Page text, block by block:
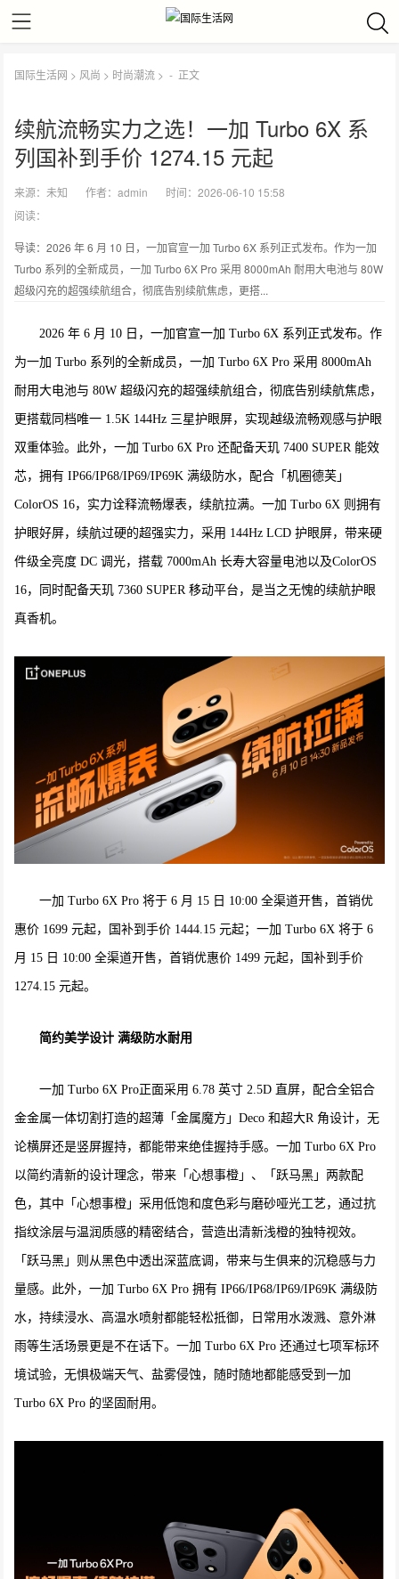
国际生活网 > 风尚 > 时尚潮流 > - 正文
续航流畅实力之选！一加 Turbo 6X 系
列国补到手价 1274.15 元起
来源：未知 作者：admin
时间：2026-06-10 15:58
阅读：
导读：2026 年 6 月 10 日，一加官宣一加 Turbo 6X 系列正式发布。作为一加
Turbo 系列的全新成员，一加 Turbo 6X Pro 采用 8000mAh 耐用大电池与 80W
超级闪充的超强续航组合，彻底告别续航焦虑，更搭...
2026 年 6 月 10 日，一加官宣一加 Turbo 6X 系列正式发布。作
为一加 Turbo 系列的全新成员，一加 Turbo 6X Pro 采用 8000mAh
耐用大电池与 80W 超级闪充的超强续航组合，彻底告别续航焦虑，
更搭载同档唯一 1.5K 144Hz 三星护眼屏，实现越级流畅观感与护眼
双重体验。此外，一加 Turbo 6X Pro 还配备天玑 7400 SUPER 能效
芯，拥有 IP66/IP68/IP69/IP69K 满级防水，配合「机圈德芙」
ColorOS 16，实力诠释流畅爆表，续航拉满。一加 Turbo 6X 则拥有
护眼好屏，续航过硬的超强实力，采用 144Hz LCD 护眼屏，带来硬
件级全亮度 DC 调光，搭载 7000mAh 长寿大容量电池以及ColorOS
16，同时配备天玑 7360 SUPER 移动平台，是当之无愧的续航护眼
真香机。
一加 Turbo 6X Pro 将于 6 月 15 日 10:00 全渠道开售，首销优
惠价 1699 元起，国补到手价 1444.15 元起；一加 Turbo 6X 将于 6
月 15 日 10:00 全渠道开售，首销优惠价 1499 元起，国补到手价
1274.15 元起。
简约美学设计 满级防水耐用
一加 Turbo 6X Pro正面采用 6.78 英寸 2.5D 直屏，配合全铝合
金金属一体切割打造的超薄「金属魔方」Deco 和超大R 角设计，无
论横屏还是竖屏握持，都能带来绝佳握持手感。一加 Turbo 6X Pro
以简约清新的设计理念，带来「心想事橙」、「跃马黑」两款配
色，其中「心想事橙」采用低饱和度色彩与磨砂哑光工艺，通过抗
指纹涂层与温润质感的精密结合，营造出清新浅橙的独特视效。
「跃马黑」则从黑色中透出深蓝底调，带来与生俱来的沉稳感与力
量感。此外，一加 Turbo 6X Pro 拥有 IP66/IP68/IP69/IP69K 满级防
水，持续浸水、高温水喷射都能轻松抵御，日常用水泼溅、意外淋
雨等生活场景更是不在话下。一加 Turbo 6X Pro 还通过七项军标环
境试验，无惧极端天气、盐雾侵蚀，随时随地都能感受到一加
Turbo 6X Pro 的坚固耐用。